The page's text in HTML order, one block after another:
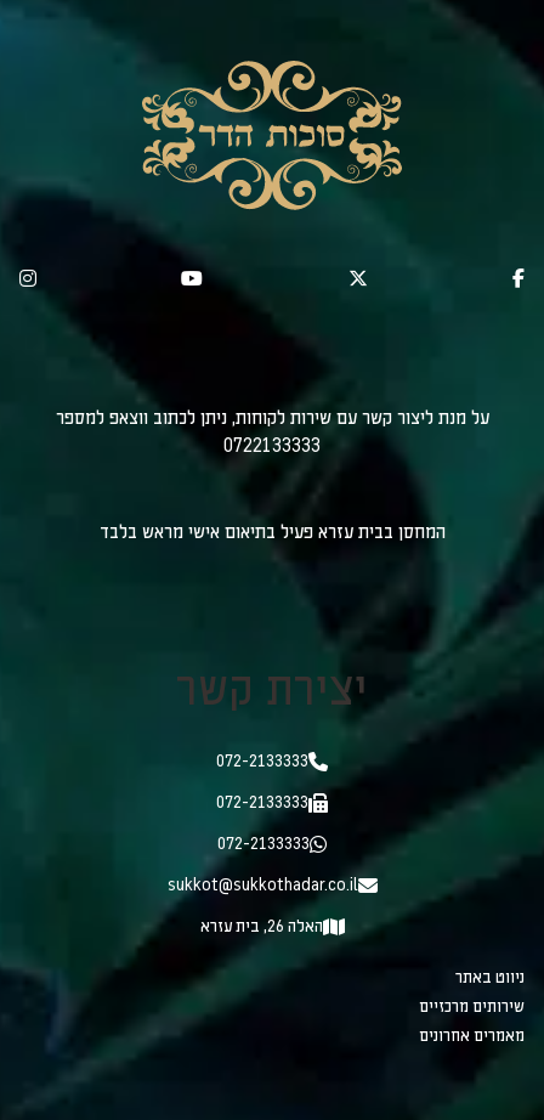
על מנת ליצור קשר עם שירות לקוחות, ניתן לכתוב ווצאפ למספר
0722133333
המחסן בבית עזרא פעיל בתיאום אישי מראש בלבד
יצירת קשר
072-2133333
072-2133333
072-2133333
sukkot@sukkothadar.co.il
האלה 26, בית עזרא
ניווט באתר
שירותים מרכזיים
מאמרים אחרונים